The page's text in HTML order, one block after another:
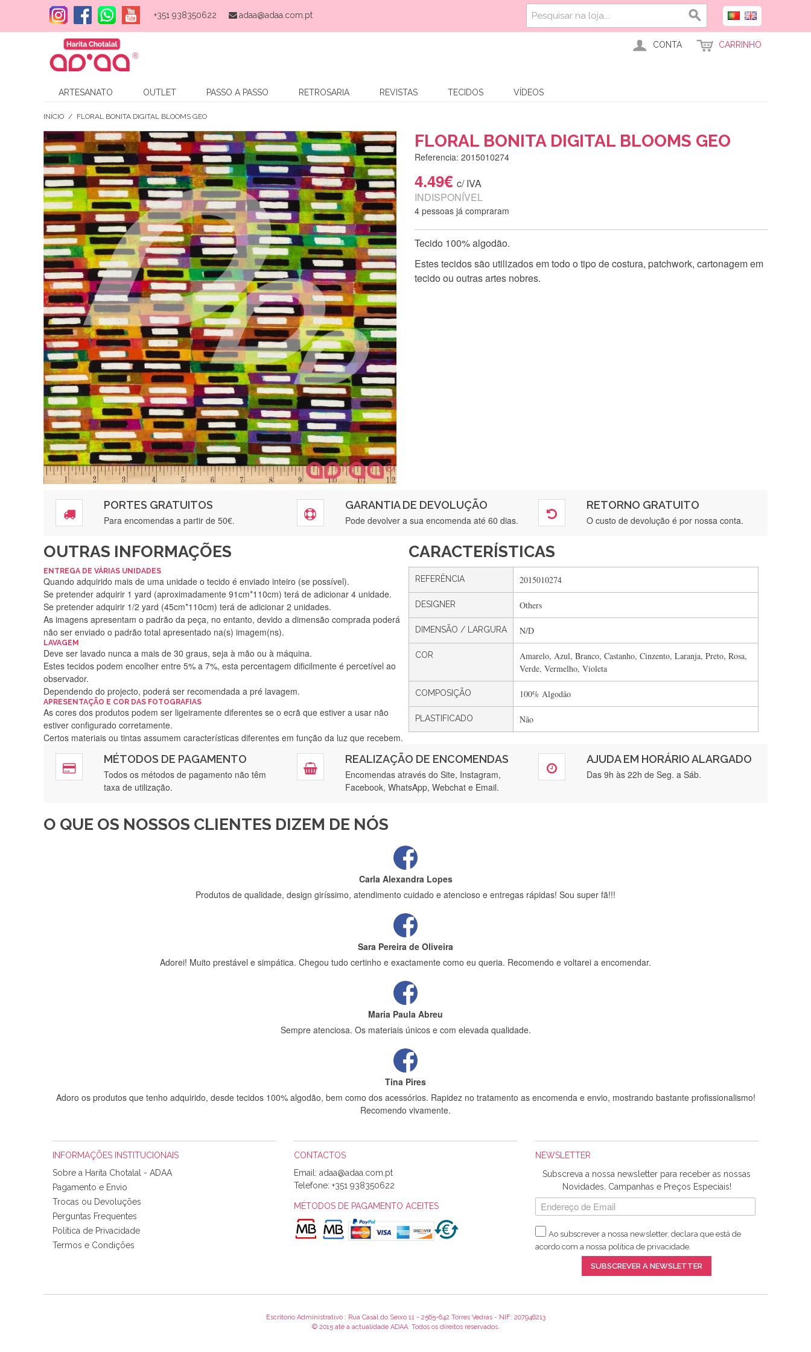
+351 938350622 adaa@adaa.com.pt
CONTA CARRINHO
ARTESANATO OUTLET PASSO A PASSO RETROSARIA REVISTAS TECIDOS VÍDEOS
INÍCIO / FLORAL BONITA DIGITAL BLOOMS GEO
FLORAL BONITA DIGITAL BLOOMS GEO
Referencia: 2015010274
4.49€ c/ IVA
INDISPONÍVEL
4 pessoas já compraram
Tecido 100% algodão.
Estes tecidos são utilizados em todo o tipo de costura, patchwork, cartonagem em
tecido ou outras artes nobres.
PORTES GRATUITOS
Para encomendas a partir de 50€.
GARANTIA DE DEVOLUÇÃO
Pode devolver a sua encomenda até 60 dias.
RETORNO GRATUITO
O custo de devolução é por nossa conta.
OUTRAS INFORMAÇÕES
ENTREGA DE VÁRIAS UNIDADES
Quando adquirido mais de uma unidade o tecido é enviado inteiro (se possível).
Se pretender adquirir 1 yard (aproximadamente 91cm*110cm) terá de adicionar 4 unidade.
Se pretender adquirir 1/2 yard (45cm*110cm) terá de adicionar 2 unidades.
As imagens apresentam o padrão da peça, no entanto, devido a dimensão comprada poderá
não ser enviado o padrão total apresentado na(s) imagem(ns).
LAVAGEM
Deve ser lavado nunca a mais de 30 graus, seja à mão ou à máquina.
Estes tecidos podem encolher entre 5% a 7%, esta percentagem dificilmente é percetível ao
observador.
Dependendo do projecto, poderá ser recomendada a pré lavagem.
APRESENTAÇÃO E COR DAS FOTOGRAFIAS
As cores dos produtos podem ser ligeiramente diferentes se o ecrã que estiver a usar não
estiver configurado corretamente.
Certos materiais ou tintas assumem características diferentes em função da luz que recebem.
CARACTERÍSTICAS
REFERÊNCIA 2015010274
DESIGNER Others
DIMENSÃO / LARGURA N/D
COR
Amarelo, Azul, Branco, Castanho, Cinzento, Laranja, Preto, Rosa,
Verde, Vermelho, Violeta
COMPOSIÇÃO 100% Algodão
PLASTIFICADO Não
MÉTODOS DE PAGAMENTO
Todos os métodos de pagamento não têm
taxa de utilização.
REALIZAÇÃO DE ENCOMENDAS
Encomendas através do Site, Instagram,
Facebook, WhatsApp, Webchat e Email.
AJUDA EM HORÁRIO ALARGADO
Das 9h às 22h de Seg. a Sáb.
O QUE OS NOSSOS CLIENTES DIZEM DE NÓS
Silvia Lopes
Encomenda direitinha. Rapidez e segurança. Volto a encomendar.
Gostei ,Serviço bastante rápido. recomendo
Filipa Freire
Rápido, atendimento 5*. Hoje chegará a segunda encomenda feita de muitas certamente❤️
Recebi a minha encomenda, rápida entrega e vinha muito bem protegida para o transporte, muito obrigada , serviço 5 estrelas
Carla Alexandra Lopes
Produtos de qualidade, design giríssimo, atendimento cuidado e atencioso e entregas rápidas! Sou super fã!!!
Sara Pereira de Oliveira
Adorei! Muito prestável e simpática. Chegou tudo certinho e exactamente como eu queria. Recomendo e voltarei a encomendar.
Maria Paula Abreu
Sempre atenciosa. Os materiais únicos e com elevada qualidade.
Tina Pires
Adoro os produtos que tenho adquirido, desde tecidos 100% algodão, bem como dos acessórios. Rapidez no tratamento as encomenda e envio, mostrando bastante profissionalismo!
Recomendo vivamente.
Sílvia Maria Bernardino Mestre
Informo que recebi hoje a encomenda, gostei muito dos tecidos.
Rosa Medeiros
Tudo chegou em condições, pois os produtos vieram muito bem acondicionados. Estou plenamente satisfeita com os produtos adquiridos. Relativamente à bolsa, tem um tecido com um
padrão e cores muito bonitas e a execução está perfeitíssima. Futuramente penso voltar a comprar na vossa loja, têm excelentes artigos a um preço muito justo. A expedição da
Alexandra Morais
INFORMAÇÕES INSTITUCIONAIS
Sobre a Harita Chotalal - ADAA
Pagamento e Envio
Trocas ou Devoluções
Perguntas Frequentes
Política de Privacidade
Termos e Condições
CONTACTOS
Email:
Telefone: +351 938350622
MÉTODOS DE PAGAMENTO ACEITES
NEWSLETTER
Subscreva a nossa newsletter para receber as nossas
Novidades, Campanhas e Preços Especiais!
Ao subscrever a nossa newsletter, declara que está de
acordo com a nossa política de privacidade.
SUBSCREVER A NEWSLETTER
Escritorio Administrativo : Rua Casal do Seixo 11 - 2565-642 Torres Vedras - NIF: 207946213
© 2015 até a actualidade ADAA. Todos os direitos reservados.